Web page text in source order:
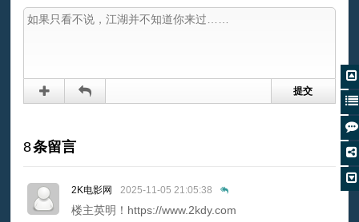
8条留言
2K电影网 2025-11-05 21:05:38
楼主英明！https://www.2kdy.com